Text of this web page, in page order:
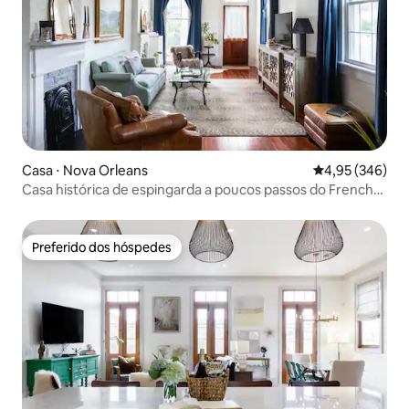
Casa ⋅ Nova Orleans 4,95 de uma
4,95 (346)
Casa histórica de espingarda a poucos passos do French
Preferido dos hóspedes
Preferido dos hóspedes